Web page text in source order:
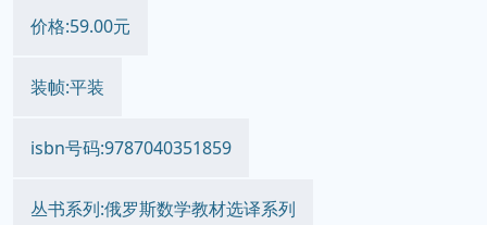
价格:59.00元
装帧:平装
isbn号码:9787040351859
丛书系列:俄罗斯数学教材选译系列